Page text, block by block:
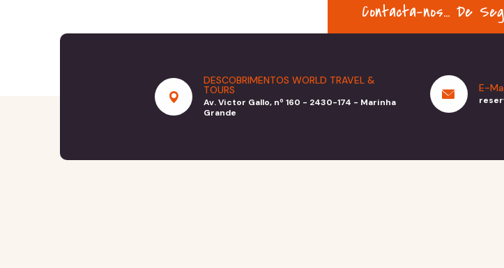
Contacta-nos... De
DESCOBRIMENTOS WORLD TRAVEL &
TOURS
Av. Victor Gallo, nº 160 - 2430-174 - Marinha
Grande
E-